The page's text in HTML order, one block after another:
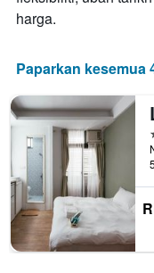
harga.
Paparkan kesemua